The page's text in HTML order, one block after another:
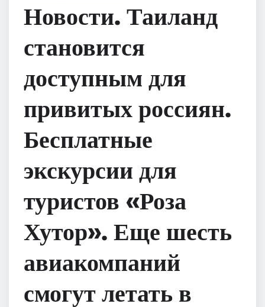
Новости. Таиланд
становится
доступным для
привитых россиян.
Бесплатные
экскурсии для
туристов «Роза
Хутор». Еще шесть
авиакомпаний
смогут летать в